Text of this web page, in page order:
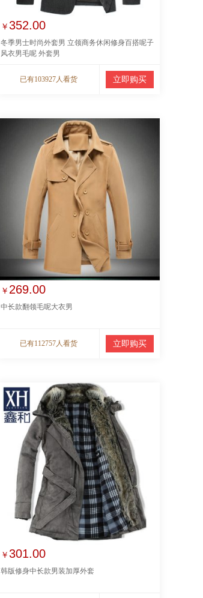
￥352.00
冬季男士时尚外套男 立领商务休闲修身百搭呢子
风衣男毛呢 外套男
已有103927人看货 立即购买
￥ 269.00
中长款翻领毛呢大衣男
已有112757人看货 立即购买
￥301.00
韩版修身中长款男装加厚外套